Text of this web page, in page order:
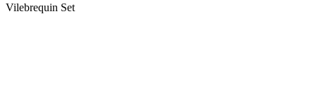
Vilebrequin Set